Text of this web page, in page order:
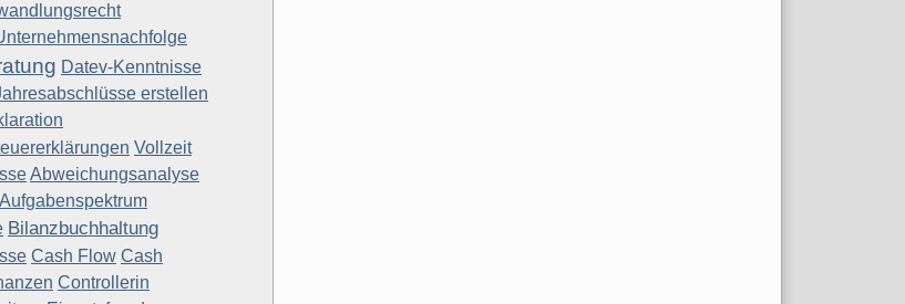
Datev-Kenntnisse
erstellen
Vollzeit
Abweichungsanalyse
Aufgabenspektrum
Bilanzbuchhaltung
Cash Flow Cash
Controllerin